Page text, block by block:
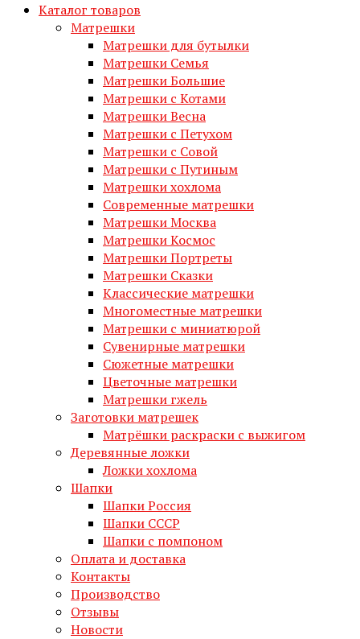
Каталог товаров
Матрешки
Матрешки для бутылки
Матрешки Семья
Матрешки Большие
Матрешки с Котами
Матрешки Весна
Матрешки с Петухом
Матрешки с Совой
Матрешки с Путиным
Матрешки хохлома
Современные матрешки
Матрешки Москва
Матрешки Космос
Матрешки Портреты
Матрешки Сказки
Классические матрешки
Многоместные матрешки
Матрешки с миниатюрой
Сувенирные матрешки
Сюжетные матрешки
Цветочные матрешки
Матрешки гжель
Заготовки матрешек
Матрёшки раскраски с выжигом
Деревянные ложки
Ложки хохлома
Шапки
Шапки Россия
Шапки СССР
Шапки с помпоном
Оплата и доставка
Контакты
Производство
Отзывы
Новости